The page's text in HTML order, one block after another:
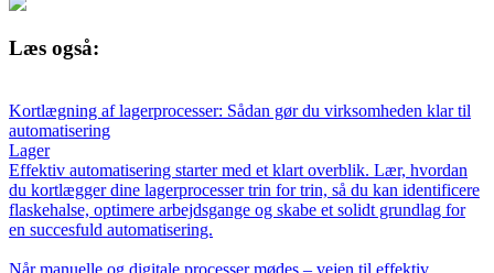
Læs også:
Kortlægning af lagerprocesser: Sådan gør du virksomheden klar til
automatisering
Lager
Effektiv automatisering starter med et klart overblik. Lær, hvordan
du kortlægger dine lagerprocesser trin for trin, så du kan identificere
flaskehalse, optimere arbejdsgange og skabe et solidt grundlag for
en succesfuld automatisering.
Når manuelle og digitale processer mødes – vejen til effektiv